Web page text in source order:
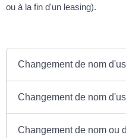
ou à la fin d'un leasing).
Changement de nom
Changement de nom
Changement de nom ou